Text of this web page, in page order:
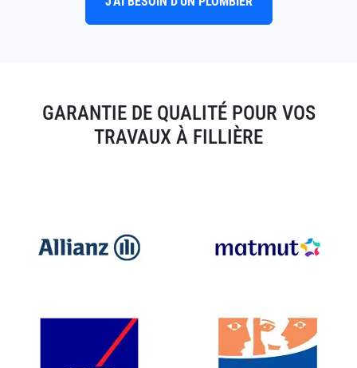
GARANTIE DE QUALITÉ POUR VOS
TRAVAUX À FILLIÈRE